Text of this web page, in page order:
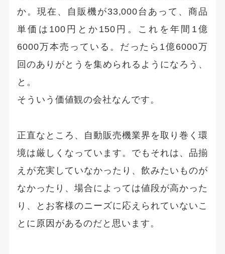
か。現在、自販機が33,000台あって、商品
単価は100円とか150円。これを年間1億
6000万本売っている。だったら1億6000万
回のありがとうを集められるようになろう、
と。
そういう価値観の会社なんです。
正直なところ、自動販売機業界を取り巻く環
境は厳しくなっています。でもそれは、品揃
えが充実していなかったり、飲みたいものが
なかったり、場合によっては値段が高かった
り、とお客様のニーズに応えられていないこ
とに原因があるのだと思います。